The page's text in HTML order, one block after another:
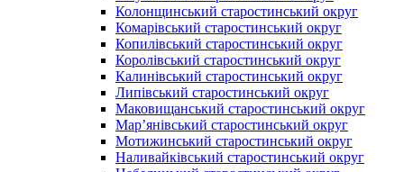
Колонщинський старостинський округ
Комарівський старостинський округ
Копилівський старостинський округ
Королівський старостинський округ
Калинівський старостинський округ
Липівський старостинський округ
Маковищанський старостинський округ
Мар’янівський старостинський округ
Мотижинський старостинський округ
Наливайківський старостинський округ